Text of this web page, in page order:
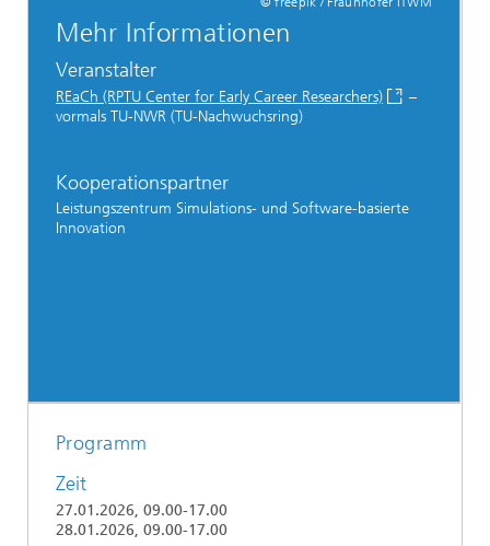
Mehr Informationen
Veranstalter
REaCh (RPTU Center for Early Career Researchers)
–
vormals TU-NWR (TU-Nachwuchsring)
Kooperationspartner
Leistungszentrum Simulations- und Software-basierte
Innovation
Programm
Zeit
27.01.2026, 09.00-17.00
28.01.2026, 09.00-17.00